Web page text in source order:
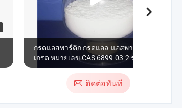
กรดแอสพาร์ติก กรดแอล-แอสพาร์ติก ปุ๋ย
เกรด หมายเลข CAS 6899-03-2 ราคาดี
ติดต่อทันที